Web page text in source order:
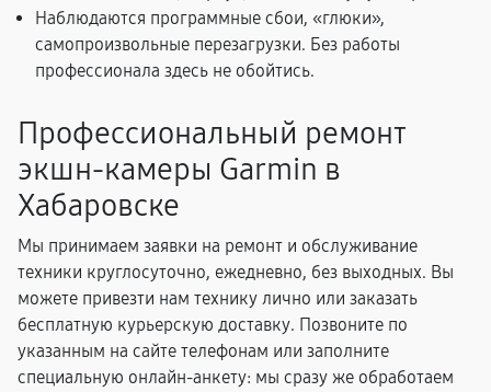
Наблюдаются программные сбои, «глюки»,
самопроизвольные перезагрузки. Без работы
профессионала здесь не обойтись.
Профессиональный ремонт
экшн-камеры Garmin в
Хабаровске
Мы принимаем заявки на ремонт и обслуживание
техники круглосуточно, ежедневно, без выходных. Вы
можете привезти нам технику лично или заказать
бесплатную курьерскую доставку. Позвоните по
указанным на сайте телефонам или заполните
специальную онлайн-анкету: мы сразу же обработаем